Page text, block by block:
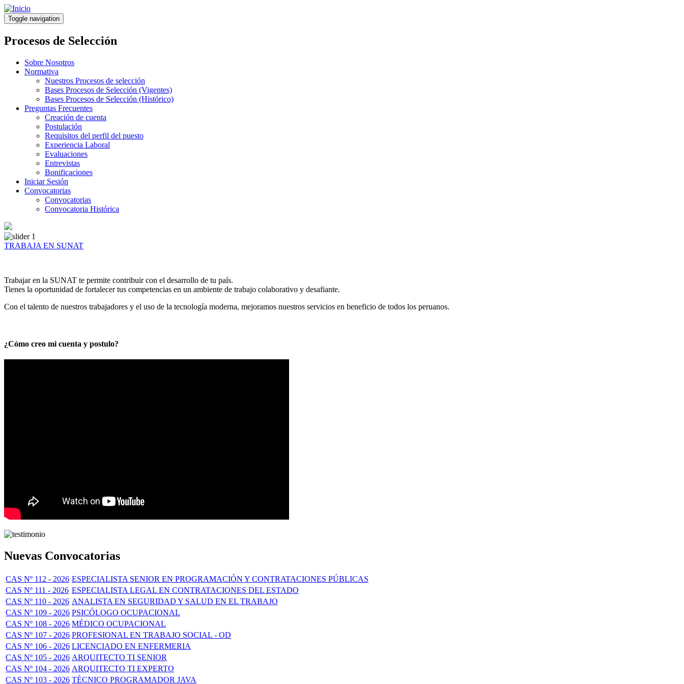
Pasar
al
contenido
principal
Toggle navigation
Procesos de Selección
Sobre Nosotros
Normativa
Nuestros Procesos de selección
Bases Procesos de Selección (Vigentes)
Bases Procesos de Selección (Histórico)
Preguntas Frecuentes
Creación de cuenta
Postulación
Requisitos del perfil del puesto
Experiencia Laboral
Evaluaciones
Entrevistas
Bonificaciones
Iniciar Sesión
Convocatorias
Convocatorias
Convocatoria Histórica
TRABAJA EN SUNAT
Trabajar en la SUNAT te permite contribuir con el desarrollo de tu país.
Tienes la oportunidad de fortalecer tus competencias en un ambiente de trabajo colaborativo y desafiante.
Con el talento de nuestros trabajadores y el uso de la tecnología moderna, mejoramos nuestros servicios en beneficio de todos los peruanos.
¿Cómo creo mi cuenta y postulo?
Nuevas Convocatorias
CAS Nº 112 - 2026 ESPECIALISTA SENIOR EN PROGRAMACIÓN Y CONTRATACIONES PÚBLICAS
CAS Nº 111 - 2026 ESPECIALISTA LEGAL EN CONTRATACIONES DEL ESTADO
CAS Nº 110 - 2026 ANALISTA EN SEGURIDAD Y SALUD EN EL TRABAJO
CAS Nº 109 - 2026 PSICÓLOGO OCUPACIONAL
CAS Nº 108 - 2026 MÉDICO OCUPACIONAL
CAS Nº 107 - 2026 PROFESIONAL EN TRABAJO SOCIAL - OD
CAS Nº 106 - 2026 LICENCIADO EN ENFERMERIA
CAS Nº 105 - 2026 ARQUITECTO TI SENIOR
CAS Nº 104 - 2026 ARQUITECTO TI EXPERTO
CAS Nº 103 - 2026 TÉCNICO PROGRAMADOR JAVA